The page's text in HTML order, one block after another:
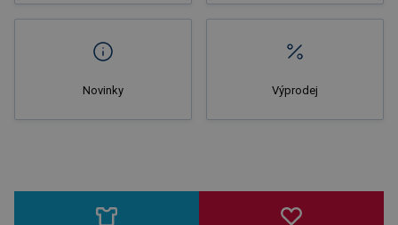
Novinky Výprodej